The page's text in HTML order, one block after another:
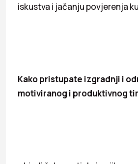
iskustva i jačanju povjerenja
Kako pristupate izgradnji i
motiviranog i produktivnog